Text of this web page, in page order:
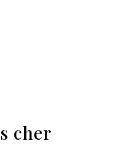
cher